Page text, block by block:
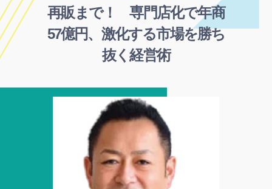
再販まで！ 専門店化で年商
57億円、激化する市場を勝ち
抜く経営術